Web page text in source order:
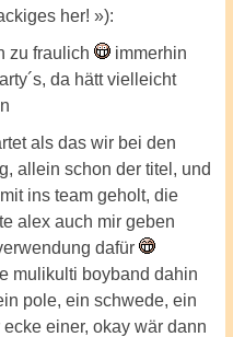
her! »):
zu fraulich
immerhin
da hätt vielleicht
als das wir bei den
allein schon der titel, und
ins team geholt, die
alex auch mir geben
dafür
mulikulti boyband dahin
pole, ein schwede, ein
einer, okay wär dann